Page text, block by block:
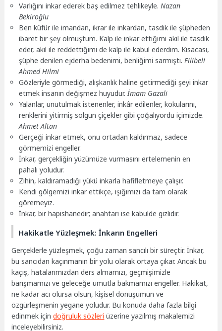
Varlığını inkar ederek baş edilmez tehlikeyle.Nazan
Bekiroğlu
Ben küfür ile imandan, ikrar ile inkardan, tasdik ile şüpheden
ibaret bir şey olmuştum. Kalp ile inkar ettiğimi akıl ile tasdik
eder, akıl ile reddettiğimi de kalp ile kabul ederdim. Kısacası,
şüphe denilen ejderha bedenimi, benliğimi sarmıştı.Filibeli
Ahmed Hilmi
Gözleriyle görmediği, alışkanlık haline getirmediği şeyi inkar
etmek insanın değişmez huyudur.İmam Gazali
Yalanlar, unutulmak istenenler, inkâr edilenler, kokularını,
renklerini yitirmiş solgun çiçekler gibi çoğalıyordu içimizde.
Ahmet Altan
Gerçeği inkar etmek, onu ortadan kaldırmaz, sadece
görmemizi engeller.
İnkar, gerçekliğin yüzümüze vurmasını ertelemenin en
pahalı yoludur.
Zihin, kaldıramadığı yükü inkarla hafifletmeye çalışır.
Kendi gölgemizi inkar ettikçe, ışığımızı da tam olarak
göremeyiz.
İnkar, bir hapishanedir; anahtarı ise kabulde gizlidir.
Hakikatle Yüzleşmek: İnkarın Engelleri
Gerçeklerle yüzleşmek, çoğu zaman sancılı bir süreçtir. İnkar,
bu sancıdan kaçınmanın bir yolu olarak ortaya çıkar. Ancak bu
kaçış, hatalarımızdan ders almamızı, geçmişimizle
barışmamızı ve geleceğe umutla bakmamızı engeller. Hakikat,
ne kadar acı olursa olsun, kişisel dönüşümün ve
özgürleşmenin yegane yoludur. Bu konuda daha fazla bilgi
edinmek içindoğruluk sözleri üzerine yazılmış makalemizi
inceleyebilirsiniz.